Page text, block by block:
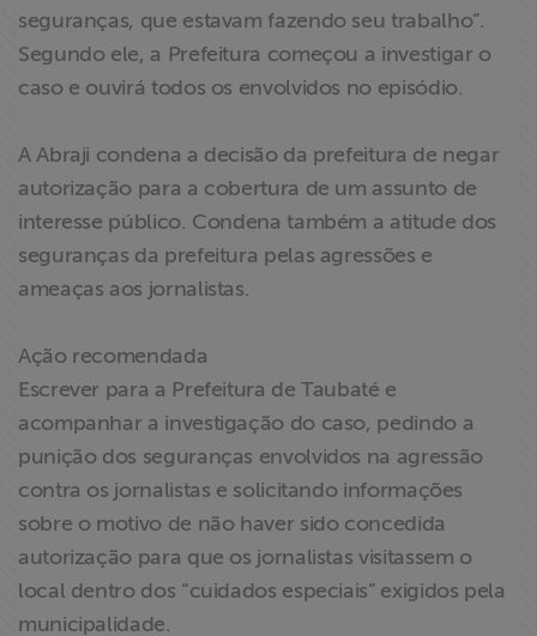
seguranças, que estavam fazendo seu trabalho”.
Segundo ele, a Prefeitura começou a investigar o
caso e ouvirá todos os envolvidos no episódio.
A Abraji condena a decisão da prefeitura de negar
autorização para a cobertura de um assunto de
interesse público. Condena também a atitude dos
seguranças da prefeitura pelas agressões e
ameaças aos jornalistas.
Ação recomendada
Escrever para a Prefeitura de Taubaté e
acompanhar a investigação do caso, pedindo a
punição dos seguranças envolvidos na agressão
contra os jornalistas e solicitando informações
sobre o motivo de não haver sido concedida
autorização para que os jornalistas visitassem o
local dentro dos “cuidados especiais” exigidos pela
municipalidade.